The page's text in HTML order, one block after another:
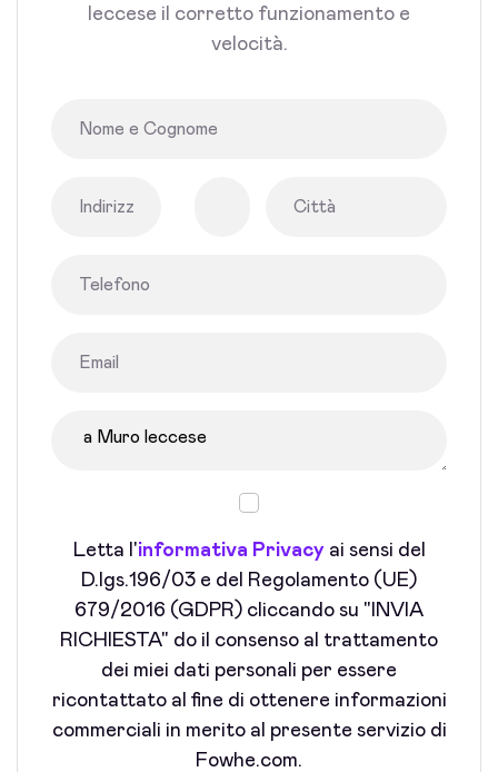
leccese il corretto funzionamento e
velocità.
Letta l'informativa Privacyai sensi del
D.lgs.196/03 e del Regolamento (UE)
679/2016 (GDPR) cliccando su "INVIA
RICHIESTA" do il consenso al trattamento
dei miei dati personali per essere
ricontattato al fine di ottenere informazioni
commerciali in merito al presente servizio di
Fowhe.com.